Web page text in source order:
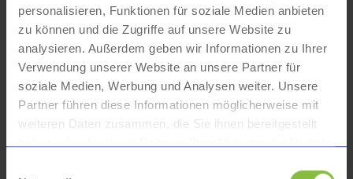
personalisieren, Funktionen für soziale Medien anbieten
zu können und die Zugriffe auf unsere Website zu
analysieren. Außerdem geben wir Informationen zu Ihrer
Verwendung unserer Website an unsere Partner für
soziale Medien, Werbung und Analysen weiter. Unsere
Partner führen diese Informationen möglicherweise mit
weiteren Daten zusammen, die Sie ihnen bereitgestellt
„Die Bauphase steckte voller Herausforderungen,
aber der Einsatz hat sich definitiv gelohnt“
Volker Külpmann, Bäderleiter